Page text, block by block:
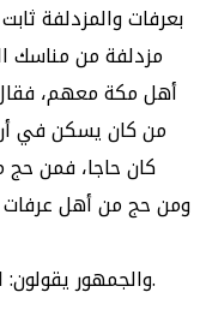
بعرفات والمزدلفة
مزدلفة من مناسك
أهل مكة معهم،
من كان يسكن في
كان حاجا، فمن
ومن حج من أهل عرفات
والجمهور يقولون: الجمع من أجل السفر وليس من أجل الحج.